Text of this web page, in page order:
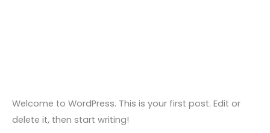
Welcome to WordPress. This is your first post. Edit or
delete it, then start writing!